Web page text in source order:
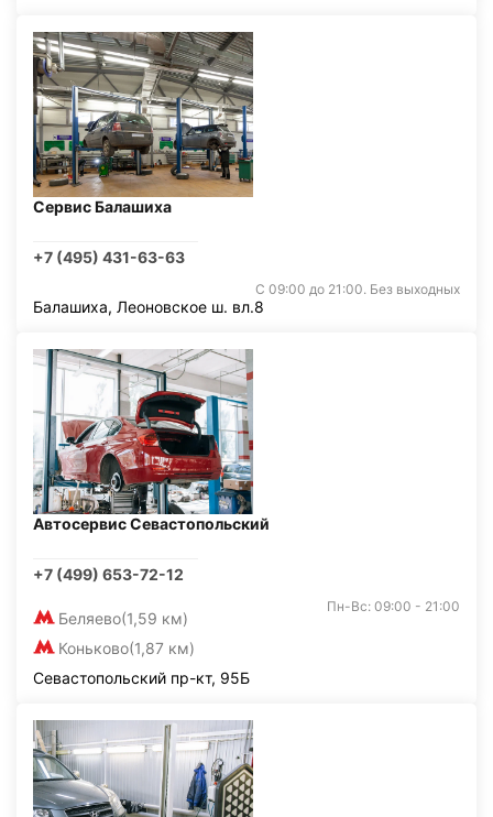
Сервис Балашиха
+7 (495) 431-63-63
С 09:00 до 21:00. Без выходных
Балашиха, Леоновское ш. вл.8
Автосервис Севастопольский
+7 (499) 653-72-12
Беляево(1,59 км)
Коньково(1,87 км)
Пн-Вс: 09:00 - 21:00
Севастопольский пр-кт, 95Б